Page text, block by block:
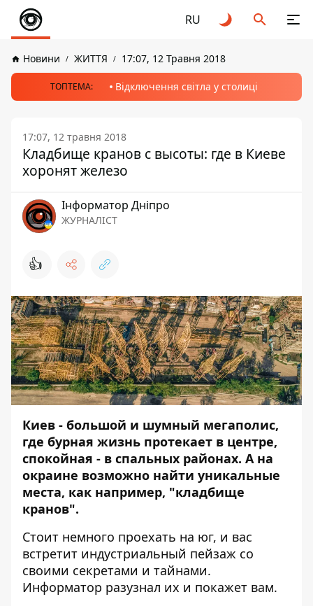
RU
Новини ЖИТТЯ 17:07, 12 Травня 2018
ТОПТЕМА: Відключення світла у столиці
17:07, 12 травня 2018
Кладбище кранов с высоты: где в Киеве
хоронят железо
Інформатор Дніпро
ЖУРНАЛІСТ
👍
Киев - большой и шумный мегаполис,
где бурная жизнь протекает в центре,
спокойная - в спальных районах. А на
окраине возможно найти уникальные
места, как например, "кладбище
кранов".
Стоит немного проехать на юг, и вас
встретит индустриальный пейзаж со
своими секретами и тайнами.
Информатор разузнал их и покажет вам.